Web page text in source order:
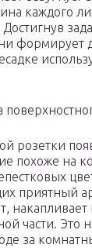
каждого
формирует
розетки
похоже на
приятный
накапливает
части. Это
за